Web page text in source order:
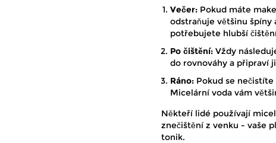
Večer: Pokud máte
odstraňuje většinu
potřebujete hlubší
Po čištění: Vždy
do rovnováhy a připraví
Ráno: Pokud se
Micelární voda vám
Někteří lidé používají
znečištění z venku - vaše
tonik.